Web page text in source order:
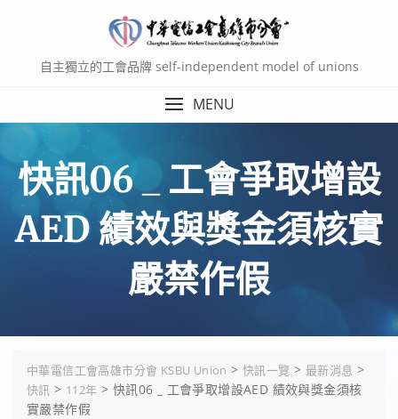
自主獨立的工會品牌 self-independent model of unions
MENU
快訊06 _ 工會爭取增設
AED 績效與獎金須核實
嚴禁作假
中華電信工會高雄市分會 KSBU Union >快訊一覽 > 最新消息 >
快訊 > 112年 > 快訊06 _ 工會爭取增設AED 績效與獎金須核
實嚴禁作假